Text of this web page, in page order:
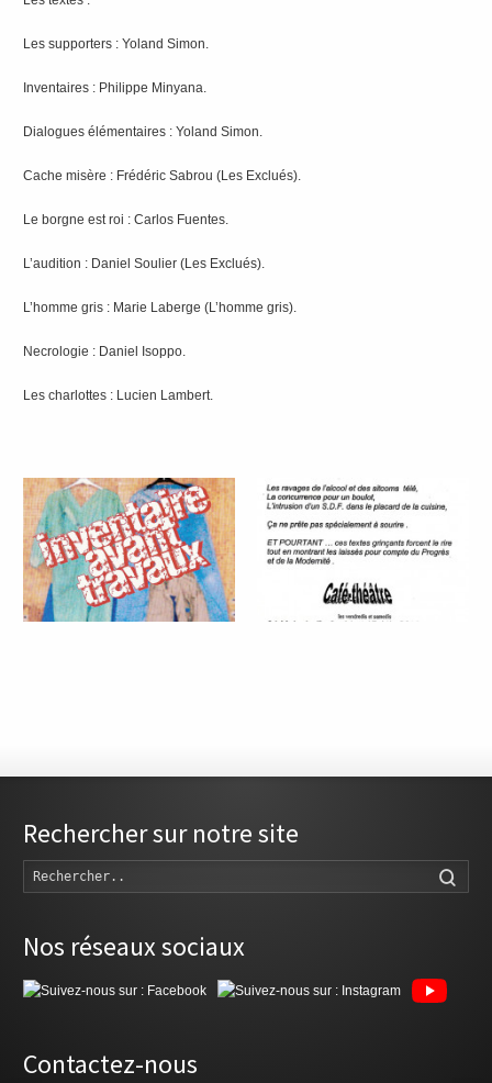
Les supporters : Yoland Simon.
Inventaires : Philippe Minyana.
Dialogues élémentaires : Yoland Simon.
Cache misère : Frédéric Sabrou (Les Exclués).
Le borgne est roi : Carlos Fuentes.
L’audition : Daniel Soulier (Les Exclués).
L’homme gris : Marie Laberge (L’homme gris).
Necrologie : Daniel Isoppo.
Les charlottes : Lucien Lambert.
Rechercher sur notre site
Nos réseaux sociaux
Contactez-nous